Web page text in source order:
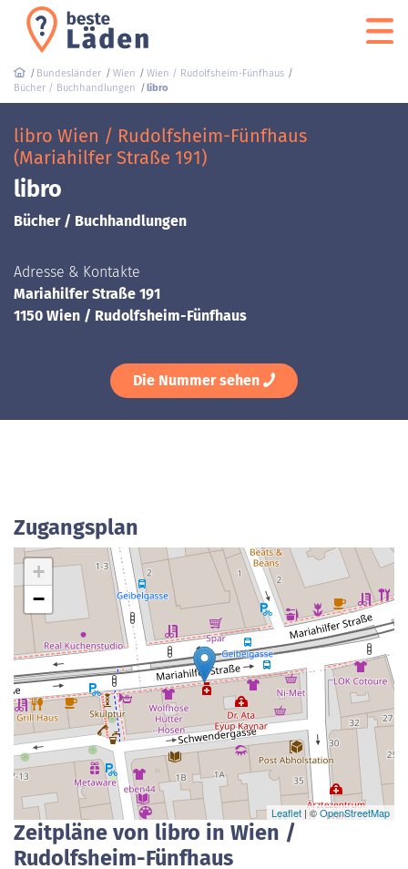
Bundesländer Wien
Wien / Rudolfsheim-Fünfhaus
Bücher / Buchhandlungen
libro
libro Wien / Rudolfsheim-Fünfhaus
(Mariahilfer Straße 191)
libro
Bücher / Buchhandlungen
Adresse & Kontakte
Mariahilfer Straße 191
1150 Wien / Rudolfsheim-Fünfhaus
Die Nummer sehen
Zugangsplan
+
−
Leaflet | ©OpenStreetMap
Zeitpläne von libro in Wien /
Rudolfsheim-Fünfhaus